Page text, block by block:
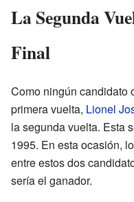
La Segunda
Final
Como ningún candidato
primera vuelta, Lionel
la segunda vuelta. Esta
1995. En esta ocasión,
entre estos dos
sería el ganador.